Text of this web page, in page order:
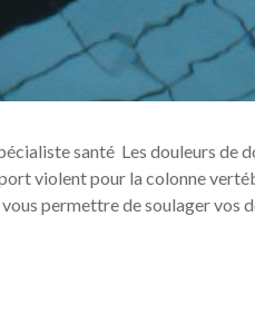
santé Les douleurs de
violent pour la colonne
vous permettre de soulager vos